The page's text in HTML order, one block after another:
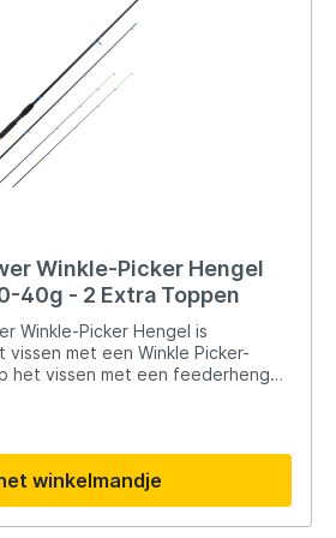
Winkle-Picker Hengel
40g - 2 Extra Toppen
Winkle-Picker Hengel is
met een Winkle Picker-
het vissen met een feederhengel.
je niet ver hoeft te
vergelijking met de feederhengel.
winkelmandje